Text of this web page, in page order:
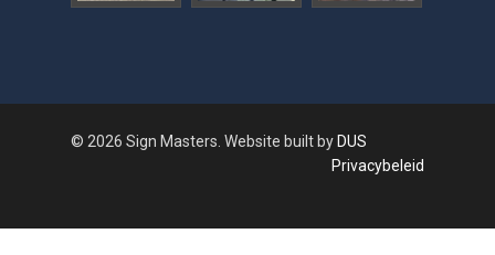
© 2026 Sign Masters. Website built by DUS
Privacybeleid